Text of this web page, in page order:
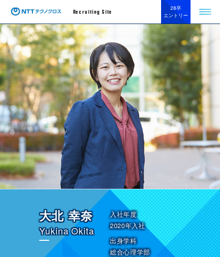
Recruiting Site
28卒
エントリー
大北 幸奈
Yukina Okita
入社年度
2020年入社
出身学科
総合心理学部